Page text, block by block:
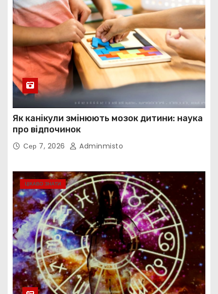
Як канікули змінюють мозок дитини: наука
про відпочинок
Сер 7, 2026 Adminmisto
ЦІКАВО ЗНАТИ